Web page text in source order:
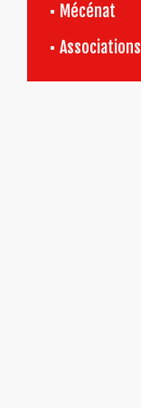
Mécénat
Associations